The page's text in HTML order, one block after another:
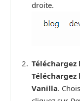
droite.
Téléchargez
Vanilla.